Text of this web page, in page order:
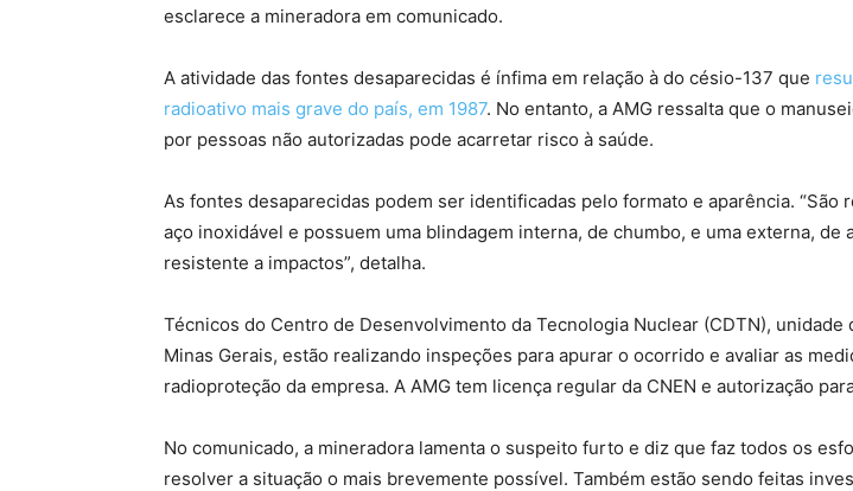
esclarece a mineradora em comunicado.
A atividade das fontes desaparecidas é ínfima em relação à do césio-137 que
radioativo mais grave do país, em 1987. No entanto, a AMG ressalta que o
por pessoas não autorizadas pode acarretar risco à saúde.
As fontes desaparecidas podem ser identificadas pelo formato e aparência. “São
aço inoxidável e possuem uma blindagem interna, de chumbo, e uma externa, de
resistente a impactos”, detalha.
Técnicos do Centro de Desenvolvimento da Tecnologia Nuclear (CDTN), unidade
Minas Gerais, estão realizando inspeções para apurar o ocorrido e avaliar as
radioproteção da empresa. A AMG tem licença regular da CNEN e autorização
No comunicado, a mineradora lamenta o suspeito furto e diz que faz todos os
resolver a situação o mais brevemente possível. Também estão sendo feitas